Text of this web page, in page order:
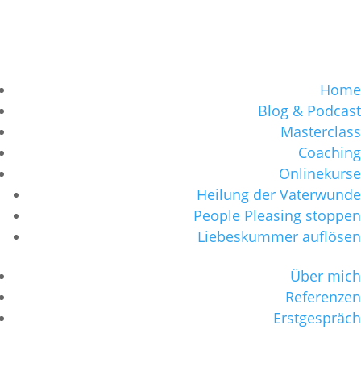
Home
Blog & Podcast
Masterclass
Coaching
Onlinekurse
Heilung der Vaterwunde
People Pleasing stoppen
Liebeskummer auflösen
Über mich
Referenzen
Erstgespräch